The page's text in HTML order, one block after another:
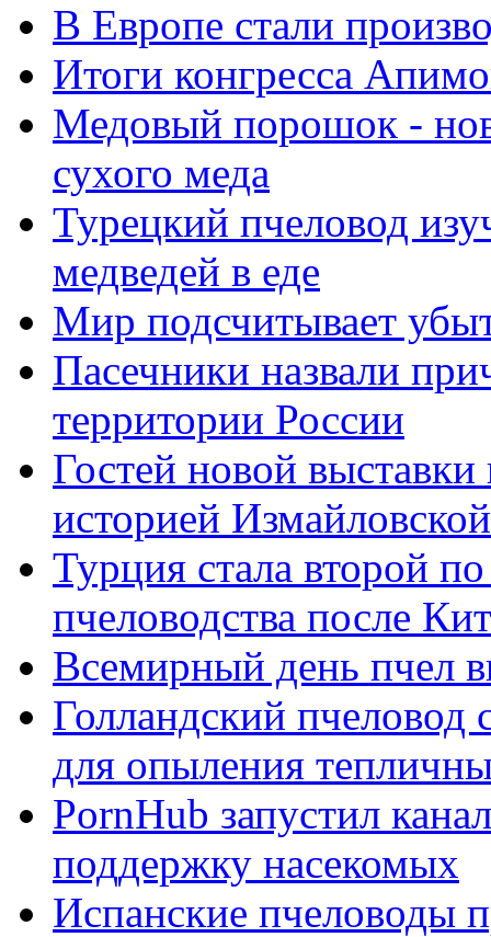
В Европе стали
Итоги конгресса
Медовый порошок -
сухого меда
Турецкий пчеловод
медведей в еде
Мир подсчитывает
Пасечники назвали
территории России
Гостей новой
историей
Турция стала второй
пчеловодства после
Всемирный день пчел
Голландский пчеловод
для опыления
PornHub запустил
поддержку насекомых
Испанские пчеловоды